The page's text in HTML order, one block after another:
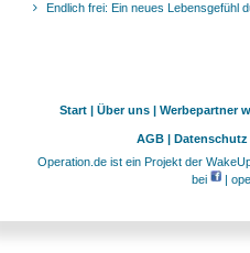
Endlich frei: Ein neues Lebensgefühl
Start | Über uns | Werbepartner
AGB | Datenschutz
Operation.de ist ein Projekt der
bei
|